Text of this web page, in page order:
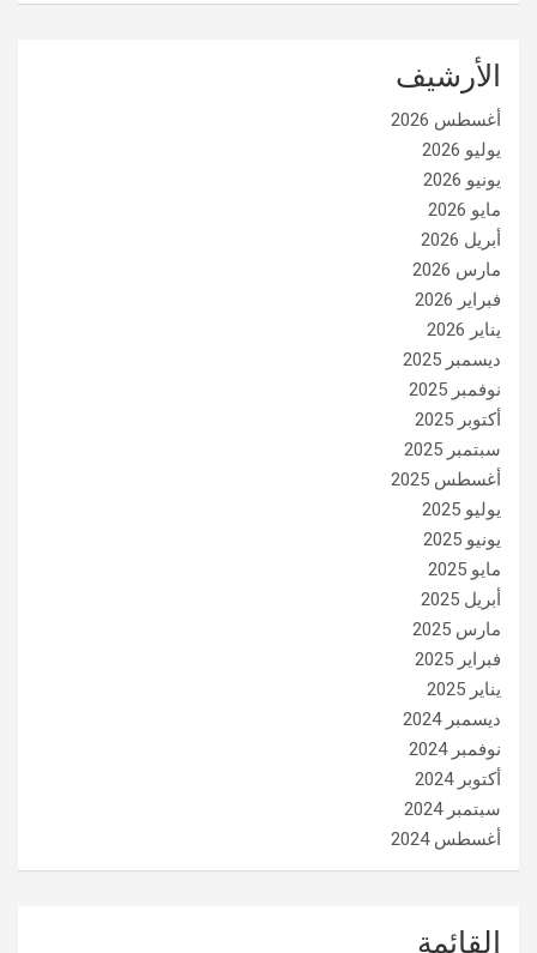
الأرشيف
أغسطس 2026
يوليو 2026
يونيو 2026
مايو 2026
أبريل 2026
مارس 2026
فبراير 2026
يناير 2026
ديسمبر 2025
نوفمبر 2025
أكتوبر 2025
سبتمبر 2025
أغسطس 2025
يوليو 2025
يونيو 2025
مايو 2025
أبريل 2025
مارس 2025
فبراير 2025
يناير 2025
ديسمبر 2024
نوفمبر 2024
أكتوبر 2024
سبتمبر 2024
أغسطس 2024
القائمة